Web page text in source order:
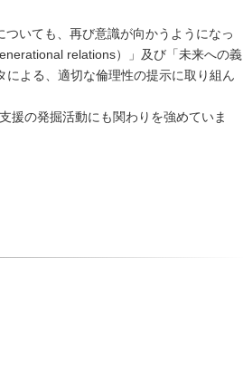
いても、再び意識が向かうようになっ
relations）」及び「未来への義
よる、適切な倫理性の提示に取り組ん
援の発掘活動にも関わりを強めていま